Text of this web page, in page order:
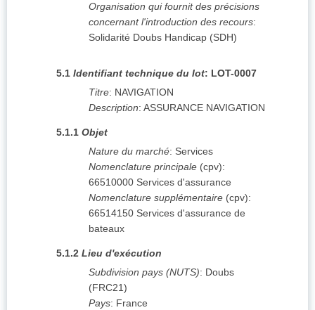
Organisation qui fournit des précisions
concernant l'introduction des recours:
Solidarité Doubs Handicap (SDH)
5.1 Identifiant technique du lot: LOT-0007
Titre: NAVIGATION
Description: ASSURANCE NAVIGATION
5.1.1 Objet
Nature du marché: Services
Nomenclature principale (cpv):
66510000 Services d'assurance
Nomenclature supplémentaire (cpv):
66514150 Services d'assurance de
bateaux
5.1.2 Lieu d'exécution
Subdivision pays (NUTS): Doubs
(FRC21)
Pays: France